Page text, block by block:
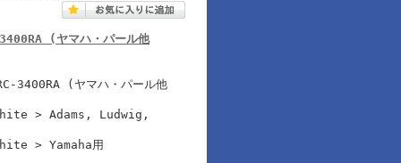
(ヤマハ・パール他
3400RA (ヤマハ・パール他
> Adams, Ludwig,
> Yamaha用